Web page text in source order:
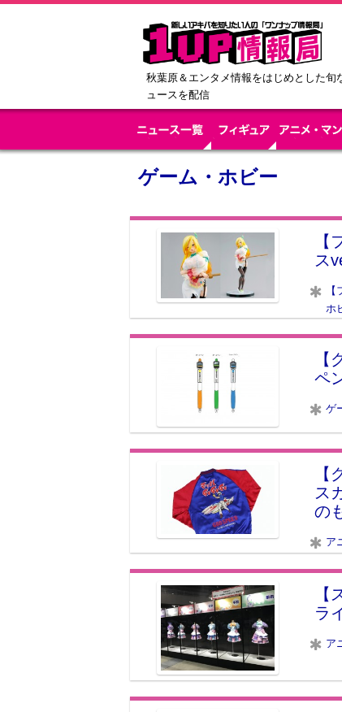
秋葉原＆エンタメ情報をはじめとした旬
ュースを配信
ゲーム・ホビー
ス
ホ
ペ
ゲ
ス
の
ア
ラ
ア